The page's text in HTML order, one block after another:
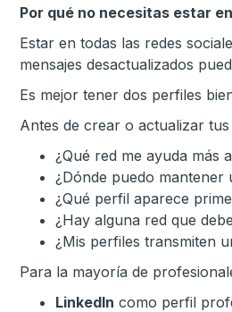
Por qué no necesitas estar
Estar en todas las redes
mensajes desactualizados
Es mejor tener dos perfiles
Antes de crear o actualizar
¿Qué red me ayuda más
¿Dónde puedo mantener
¿Qué perfil aparece
¿Hay alguna red que
¿Mis perfiles transmiten
Para la mayoría de
LinkedIn como perfil